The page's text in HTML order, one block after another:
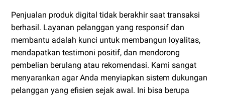
Penjualan produk digital tidak berakhir saat transaksi
berhasil. Layanan pelanggan yang responsif dan
membantu adalah kunci untuk membangun loyalitas,
mendapatkan testimoni positif, dan mendorong
pembelian berulang atau rekomendasi. Kami sangat
menyarankan agar Anda menyiapkan sistem dukungan
pelanggan yang efisien sejak awal. Ini bisa berupa